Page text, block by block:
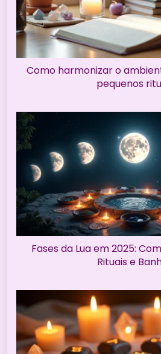
Como harmonizar o
pequenos
Fases da Lua em 2025:
Rituais e